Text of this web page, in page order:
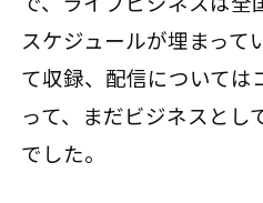
スケジュールが埋まって
て収録、配信については
って、まだビジネスとし
でした。